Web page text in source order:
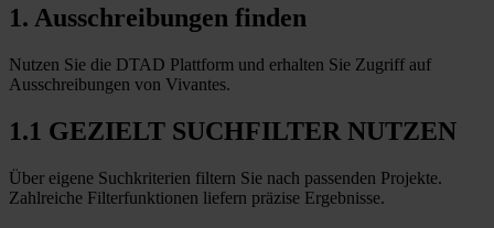
1. Ausschreibungen finden
Nutzen Sie die DTAD Plattform und erhalten Sie Zugriff auf
Ausschreibungen von Vivantes.
1.1 GEZIELT SUCHFILTER NUTZEN
Über eigene Suchkriterien filtern Sie nach passenden Projekte.
Zahlreiche Filterfunktionen liefern präzise Ergebnisse.